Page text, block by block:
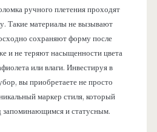
ручного плетения проходят
Такие материалы не вызывают
сохраняют форму после
и не теряют насыщенности цвета
или влаги. Инвестируя в
вы приобретаете не просто
маркер стиля, который
и статусным.